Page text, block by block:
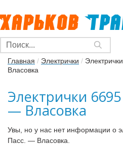
Главная / Электрички /
Власовка
Электрички
— Власовка
Увы, но у нас нет информации о
Пасс. — Власовка.